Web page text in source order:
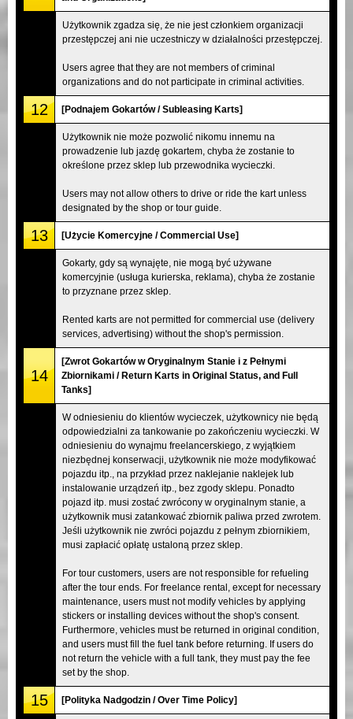
Użytkownik zgadza się, że nie jest członkiem organizacji
przestępczej ani nie uczestniczy w działalności przestępczej.
Users agree that they are not members of criminal
organizations and do not participate in criminal activities.
12 [Podnajem Gokartów / Subleasing Karts]
Użytkownik nie może pozwolić nikomu innemu na
prowadzenie lub jazdę gokartem, chyba że zostanie to
określone przez sklep lub przewodnika wycieczki.
Users may not allow others to drive or ride the kart unless
designated by the shop or tour guide.
13 [Użycie Komercyjne / Commercial Use]
Gokarty, gdy są wynajęte, nie mogą być używane
komercyjnie (usługa kurierska, reklama), chyba że zostanie
to przyznane przez sklep.
Rented karts are not permitted for commercial use (delivery
services, advertising) without the shop's permission.
14
[Zwrot Gokartów w Oryginalnym Stanie i z Pełnymi
Zbiornikami / Return Karts in Original Status, and Full
Tanks]
W odniesieniu do klientów wycieczek, użytkownicy nie będą
odpowiedzialni za tankowanie po zakończeniu wycieczki. W
odniesieniu do wynajmu freelancerskiego, z wyjątkiem
niezbędnej konserwacji, użytkownik nie może modyfikować
pojazdu itp., na przykład przez naklejanie naklejek lub
instalowanie urządzeń itp., bez zgody sklepu. Ponadto
pojazd itp. musi zostać zwrócony w oryginalnym stanie, a
użytkownik musi zatankować zbiornik paliwa przed zwrotem.
Jeśli użytkownik nie zwróci pojazdu z pełnym zbiornikiem,
musi zapłacić opłatę ustaloną przez sklep.
For tour customers, users are not responsible for refueling
after the tour ends. For freelance rental, except for necessary
maintenance, users must not modify vehicles by applying
stickers or installing devices without the shop's consent.
Furthermore, vehicles must be returned in original condition,
and users must fill the fuel tank before returning. If users do
not return the vehicle with a full tank, they must pay the fee
set by the shop.
15 [Polityka Nadgodzin / Over Time Policy]